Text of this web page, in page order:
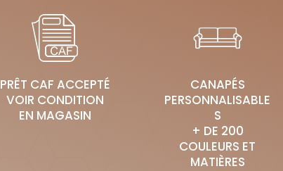
PRÊT CAF ACCEPTÉ
VOIR CONDITION
EN MAGASIN
CANAPÉS
PERSONNALISABLE
S
+ DE 200
COULEURS ET
MATIÈRES